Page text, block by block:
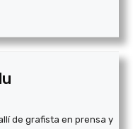
de grafista en prensa y